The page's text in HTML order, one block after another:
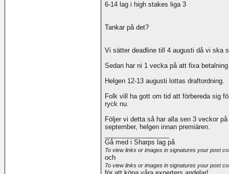
6-14 lag i high stakes liga 3
Tankar på det?
Vi sätter deadline till 4 augusti då vi ska
Sedan har ni 1 vecka på att fixa
Helgen 12-13 augusti lottas draftordning.
Folk vill ha gott om tid att förbereda sig
ryck nu.
Följer vi detta så har alla sen 3 veckor
september, helgen innan premiären.
Gå med i Sharps lag på
To view links or images in signatures your post
och
To view links or images in signatures your post